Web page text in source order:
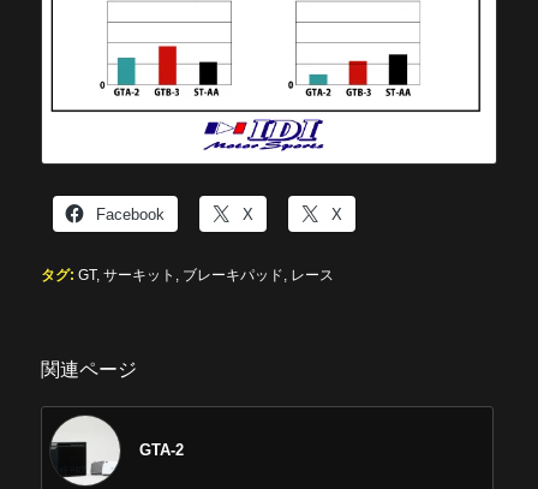
Facebook X X
タグ: GT, サーキット ブレーキパッド レース
関連ページ
GTA-2